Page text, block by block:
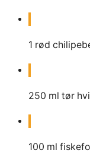
1 rød
250 ml tør
100 ml